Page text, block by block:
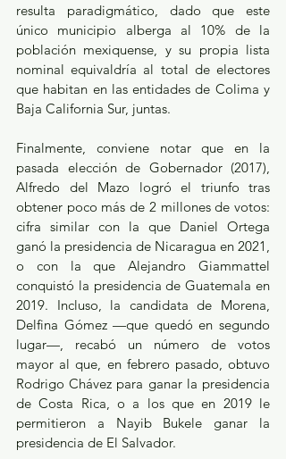
resulta paradigmático, dado que este
único municipio alberga al 10% de la
población mexiquense, y su propia lista
nominal equivaldría al total de electores
que habitan en las entidades de Colima y
Baja California Sur, juntas.
Finalmente, conviene notar que en la
pasada elección de Gobernador (2017),
Alfredo del Mazo logró el triunfo tras
obtener poco más de 2 millones de votos:
cifra similar con la que Daniel Ortega
ganó la presidencia de Nicaragua en 2021,
o con la que Alejandro Giammattel
conquistó la presidencia de Guatemala en
2019. Incluso, la candidata de Morena,
Delfina Gómez —que quedó en segundo
lugar—, recabó un número de votos
mayor al que, en febrero pasado, obtuvo
Rodrigo Chávez para ganar la presidencia
de Costa Rica, o a los que en 2019 le
permitieron a Nayib Bukele ganar la
presidencia de El Salvador.